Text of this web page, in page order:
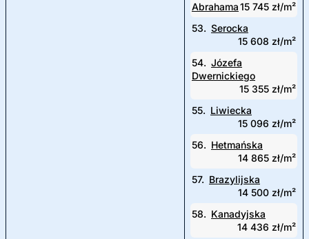
Abrahama15 745 zł/m²
53. Serocka
15 608 zł/m²
54. Józefa
Dwernickiego
15 355 zł/m²
55. Liwiecka
15 096 zł/m²
56. Hetmańska
14 865 zł/m²
57. Brazylijska
14 500 zł/m²
58. Kanadyjska
14 436 zł/m²